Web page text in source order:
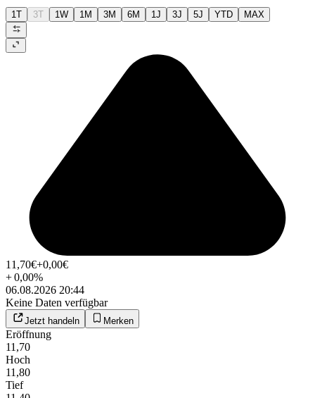
1T 3T 1W 1M 3M 6M 1J 3J 5J YTD MAX
11,70€+0,00€
+0,00%
06.08.2026 20:44
Keine Daten verfügbar
Jetzt handeln Merken
Eröffnung
11,70
Hoch
11,80
Tief